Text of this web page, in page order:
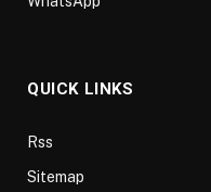
QUICK LINKS
Rss
Sitemap